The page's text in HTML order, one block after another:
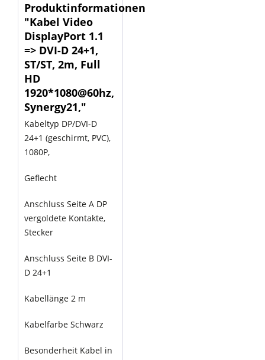
Produktinformationen
"Kabel Video
DisplayPort 1.1
=> DVI-D 24+1,
ST/ST, 2m, Full
HD
1920*1080@60hz,
Synergy21,"
Kabeltyp DP/DVI-D
24+1 (geschirmt, PVC),
1080P,
Geflecht
Anschluss Seite A DP
vergoldete Kontakte,
Stecker
Anschluss Seite B DVI-
D 24+1
Kabellänge 2 m
Kabelfarbe Schwarz
Besonderheit Kabel in